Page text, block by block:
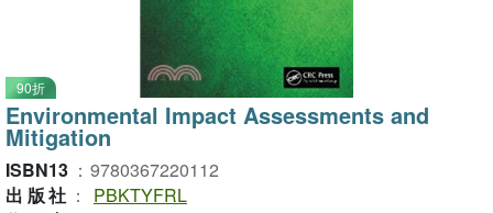
90折
Environmental Impact Assessments and
Mitigation
ISBN13 ： 9780367220112
出版社 ：
PBKTYFRL